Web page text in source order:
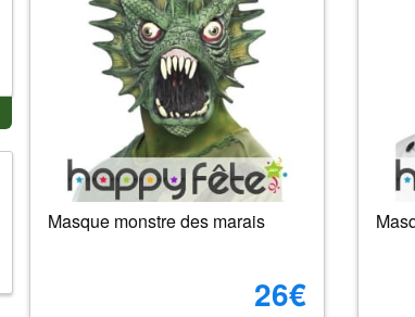
Masque monstre des marais
26€